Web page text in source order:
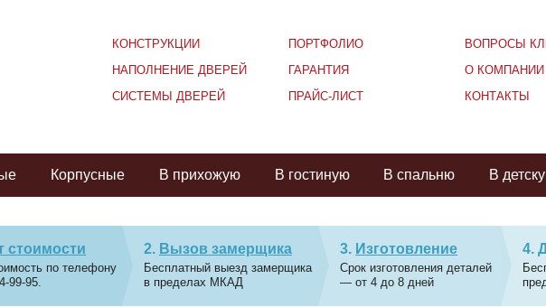
КОНСТРУКЦИИ
НАПОЛНЕНИЕ ДВЕРЕЙ
СИСТЕМЫ ДВЕРЕЙ
ПОРТФОЛИО
ГАРАНТИЯ
ПРАЙС-ЛИСТ
ВОПРОСЫ
О КОМПАНИИ
КОНТАКТЫ
Корпусные В прихожую В гостиную В спальню В
стоимости
по телефону
99-95.
Вызов замерщика
Бесплатный выезд замерщика
в пределах МКАД
Изготовление
Срок изготовления деталей
— от 4 до 8 дней